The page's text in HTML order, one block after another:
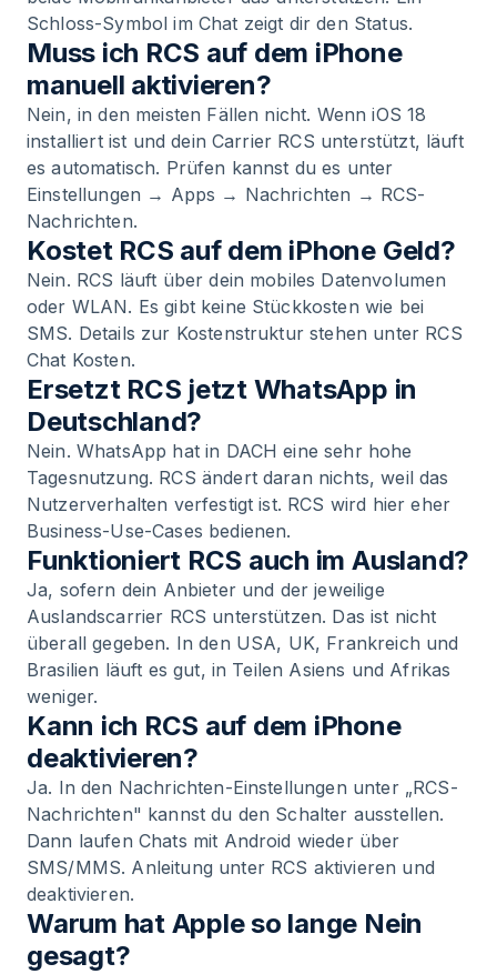
Schloss-Symbol im Chat zeigt dir den Status.
Muss ich RCS auf dem iPhone
manuell aktivieren?
Nein, in den meisten Fällen nicht. Wenn iOS 18
installiert ist und dein Carrier RCS unterstützt, läuft
es automatisch. Prüfen kannst du es unter
Einstellungen → Apps → Nachrichten → RCS-
Nachrichten.
Kostet RCS auf dem iPhone Geld?
Nein. RCS läuft über dein mobiles Datenvolumen
oder WLAN. Es gibt keine Stückkosten wie bei
SMS. Details zur Kostenstruktur stehen unter RCS
Chat Kosten.
Ersetzt RCS jetzt WhatsApp in
Deutschland?
Nein. WhatsApp hat in DACH eine sehr hohe
Tagesnutzung. RCS ändert daran nichts, weil das
Nutzerverhalten verfestigt ist. RCS wird hier eher
Business-Use-Cases bedienen.
Funktioniert RCS auch im Ausland?
Ja, sofern dein Anbieter und der jeweilige
Auslandscarrier RCS unterstützen. Das ist nicht
überall gegeben. In den USA, UK, Frankreich und
Brasilien läuft es gut, in Teilen Asiens und Afrikas
weniger.
Kann ich RCS auf dem iPhone
deaktivieren?
Ja. In den Nachrichten-Einstellungen unter „RCS-
Nachrichten" kannst du den Schalter ausstellen.
Dann laufen Chats mit Android wieder über
SMS/MMS. Anleitung unter RCS aktivieren und
deaktivieren.
Warum hat Apple so lange Nein
gesagt?